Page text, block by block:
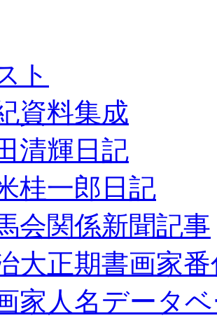
ト
資料集成
清輝日記
桂一郎日記
会関係新聞記事
大正期書画家
家人名データ